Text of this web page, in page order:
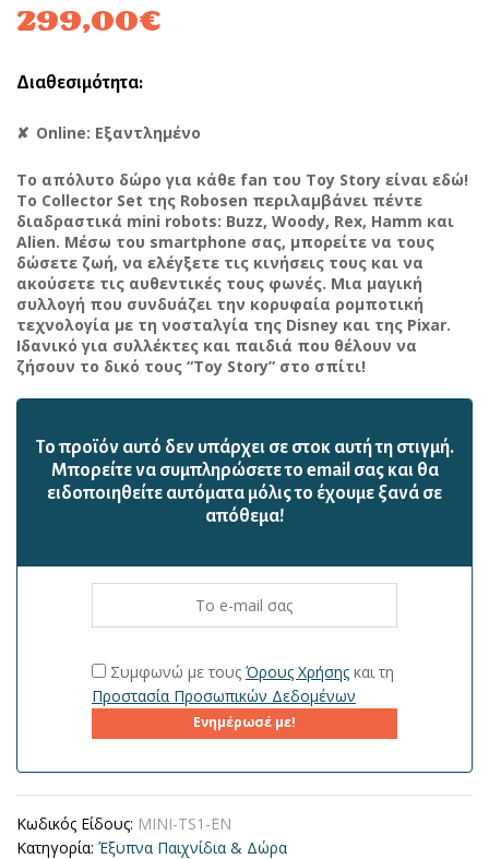
299,00€
Διαθεσιμότητα:
Online: Εξαντλημένο
Το απόλυτο δώρο για κάθε fan του Toy Story είναι εδώ!
Το Collector Set της Robosen περιλαμβάνει πέντε
διαδραστικά mini robots: Buzz, Woody, Rex, Hamm και
Alien. Μέσω του smartphone σας, μπορείτε να τους
δώσετε ζωή, να ελέγξετε τις κινήσεις τους και να
ακούσετε τις αυθεντικές τους φωνές. Μια μαγική
συλλογή που συνδυάζει την κορυφαία ρομποτική
τεχνολογία με τη νοσταλγία της Disney και της Pixar.
Ιδανικό για συλλέκτες και παιδιά που θέλουν να
ζήσουν το δικό τους “Toy Story” στο σπίτι!
Το προϊόν αυτό δεν υπάρχει σε στοκ αυτή τη στιγμή.
Mπορείτε να συμπληρώσετε το email σας και θα
ειδοποιηθείτε αυτόματα μόλις το έχουμε ξανά σε
απόθεμα!
Συμφωνώ με τουςΌρους Χρήσης και τη
Προστασία Προσωπικών Δεδομένων
Ενημέρωσέ με!
Κωδικός Είδους: MINI-TS1-EN
Κατηγορία: Έξυπνα Παιχνίδια & Δώρα